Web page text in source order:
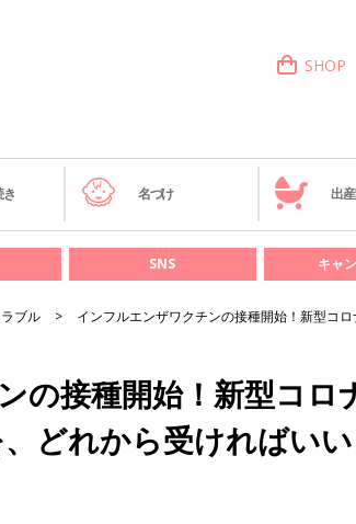
SHOP
名づけ 出
SNS キャ
ブル インフルエンザワクチンの接種開始！新型コ
の接種開始！新型コロ
どれから受ければい